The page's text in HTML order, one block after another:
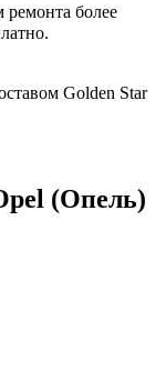
более
Golden Star
(Опель)